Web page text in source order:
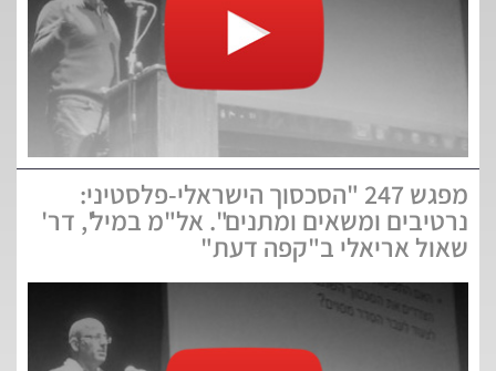
מפגש 247 "הסכסוך הישראלי-פלסטיני:
נרטיבים ומשאים ומתנים". אל"מ במיל', דר'
שאול אריאלי ב"קפה דעת"